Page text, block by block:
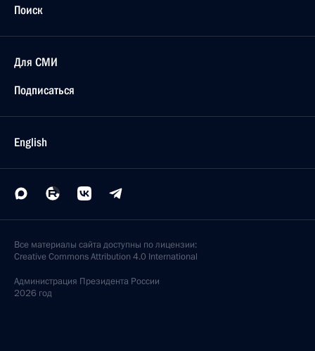
Поиск
Для СМИ
Подписаться
English
Все материалы сайта доступны по лицензии:
Creative Commons Attribution 4.0 International
Администрация Президента России
2026 год